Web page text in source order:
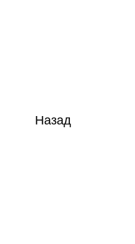
Назад